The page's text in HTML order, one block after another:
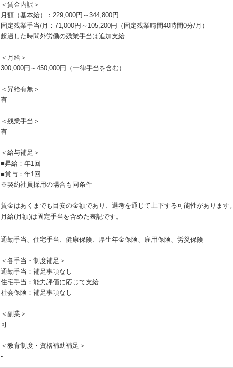
＜賃金内訳＞
月額（基本給）：229,000円～344,800円
固定残業手当/月：71,000円～105,200円（固定残業時間40時間0分/月）
超過した時間外労働の残業手当は追加支給
＜月給＞
300,000円～450,000円（一律手当を含む）
＜昇給有無＞
有
＜残業手当＞
有
＜給与補足＞
■昇給：年1回
■賞与：年1回
※契約社員採用の場合も同条件
賃金はあくまでも目安の金額であり、選考を通じて上下する可能性があります。
月給(月額)は固定手当を含めた表記です。
通勤手当、住宅手当、健康保険、厚生年金保険、雇用保険、労災保険
＜各手当・制度補足＞
通勤手当：補足事項なし
住宅手当：能力評価に応じて支給
社会保険：補足事項なし
＜副業＞
可
＜教育制度・資格補助補足＞
-